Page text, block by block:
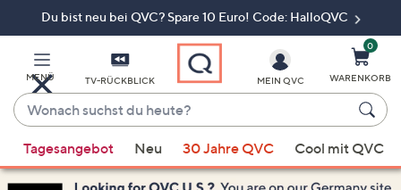
Du bist neu bei QVC? Spare 10 Euro! Code: HalloQVC
MENÜ TV-RÜCKBLICK
Wonach
suchst
du
heute?
Vorschläge
verfügbar
MEIN QVC
0
WARENKORB
Tagesangebot Neu 30 Jahre QVC Cool mit QVC